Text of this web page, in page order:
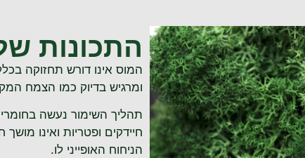
התכונות
המוס אינו דורש תחזוקה
ומרגיש בדיוק כמו הצמח
תהליך השימור נעשה
חיידקים ופטריות ואינו מושך
הניחוח האופייני לו.